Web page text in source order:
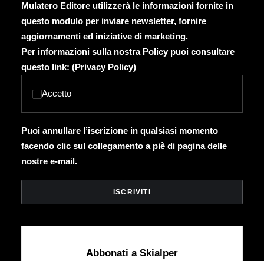
Mulatero Editore utilizzerà le informazioni fornite in
questo modulo per inviare newsletter, fornire
aggiornamenti ed iniziative di marketing.
Per informazioni sulla nostra Policy puoi consultare
questo link: (Privacy Policy)
Accetto
Puoi annullare l’iscrizione in qualsiasi momento
facendo clic sul collegamento a piè di pagina delle
nostre e-mail.
Abbonati a Skialper